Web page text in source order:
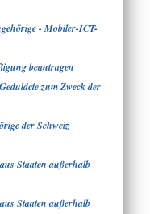
- Mobiler-ICT-
beantragen
zum Zweck der
der Schweiz
Staaten außerhalb
Staaten außerhalb